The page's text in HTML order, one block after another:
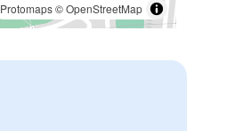
Protomaps©OpenStreetMap